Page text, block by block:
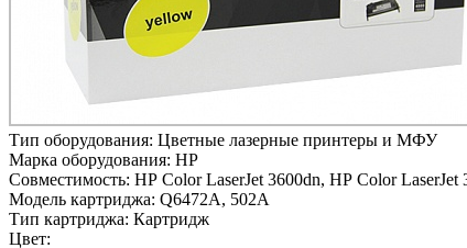
Тип оборудования: Цветные лазерные принтеры и МФУ
Марка оборудования: HP
Совместимость: HP Color LaserJet 3600dn, HP Color LaserJet
Модель картриджа: Q6472A, 502A
Тип картриджа: Картридж
Цвет: